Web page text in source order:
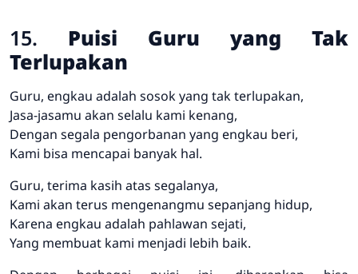
15. Puisi Guru yang Tak
Terlupakan
Guru, engkau adalah sosok yang tak terlupakan,
Jasa-jasamu akan selalu kami kenang,
Dengan segala pengorbanan yang engkau beri,
Kami bisa mencapai banyak hal.
Guru, terima kasih atas segalanya,
Kami akan terus mengenangmu sepanjang hidup,
Karena engkau adalah pahlawan sejati,
Yang membuat kami menjadi lebih baik.